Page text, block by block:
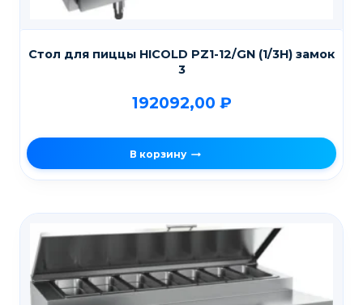
Стол для пиццы HICOLD PZ1-12/GN (1/3H) замок
3
192092,00 ₽
В корзину